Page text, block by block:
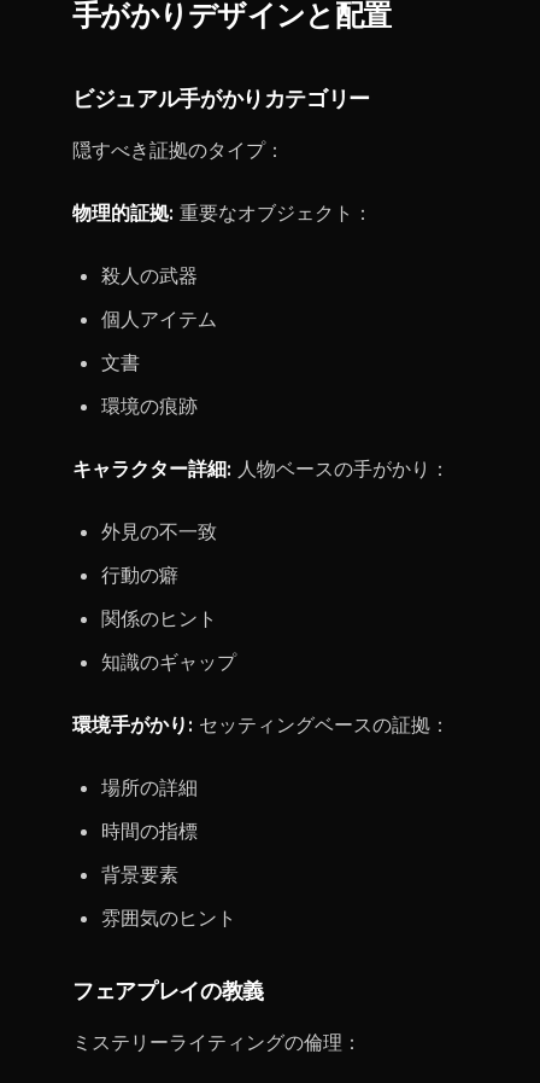
手がかりデザインと配置
ビジュアル手がかりカテゴリー
隠すべき証拠のタイプ：
物理的証拠: 重要なオブジェクト：
殺人の武器
個人アイテム
文書
環境の痕跡
キャラクター詳細: 人物ベースの手がかり：
外見の不一致
行動の癖
関係のヒント
知識のギャップ
環境手がかり: セッティングベースの証拠：
場所の詳細
時間の指標
背景要素
雰囲気のヒント
フェアプレイの教義
ミステリーライティングの倫理：